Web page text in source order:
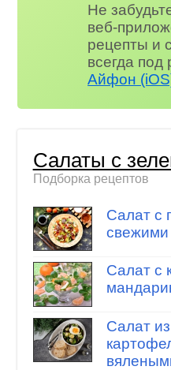
Не
веб-
рецепты и
всегда под
Айфон
Салаты с
Подборка рецептов
Салат с
Салат с
Салат